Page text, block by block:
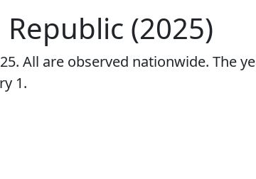
(2025)
All are observed nationwide. The
1.